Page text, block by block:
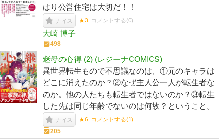
はり公営住宅は大切だ！！
ナイス ★3 コメントする(0)
大崎 博子
498
継母の心得 (2) (レジーナCOMICS)
異世界転生もので不思議なのは、①元のキャラは
どこに消えたのか？②なぜ主人公一人が転生者な
のか。他の人たちも転生者ではないのか？③転生
した先は同じ年齢でないのは何故？ということ。
ナイス ★6 コメントする(1)
205